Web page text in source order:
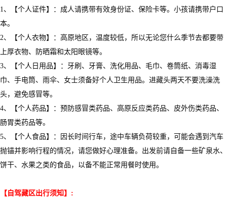
1、【个人证件】：成人请携带有效身份证、保险卡等。小孩请携带户口
本。
2、【个人衣物】：高原地区，温度较低，所以无论您什么季节去都要带
上厚衣物、防晒霜和太阳眼镜等。
3、【个人日用品】：牙刷、牙膏、洗化用品、毛巾、卷筒纸、消毒湿
巾、手电筒、雨伞、女士须备好个人卫生用品。进藏头两天不要洗澡洗
头，避免感冒等。
4、【个人药品】：预防感冒类药品、高原反应类药品、皮外伤类药品、
肠胃类药品等。
5、【个人食品】：因长时间行车，途中车辆负荷较重，可能会遇到汽车
抛锚并影响行程的情况，请您做好心理准备。出发前请自备一些矿泉水、
饼干、水果之类的食品，以备不能正常用餐时使用。
【自驾藏区出行须知】 :